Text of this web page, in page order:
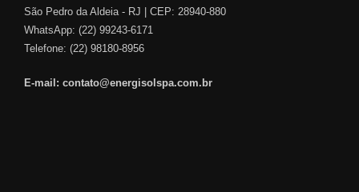
São Pedro da Aldeia - RJ | CEP: 28940-880
WhatsApp: (22) 99243-6171
Telefone: (22) 98180-8956
E-mail: contato@energisolspa.com.br